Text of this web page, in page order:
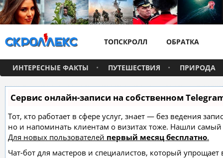
ТОПСКРОЛЛ ОБРАТКА
ИНТЕРЕСНЫЕ ФАКТЫ ПУТЕШЕСТВИЯ ПРИРОДА
Сервис онлайн-записи на собственном
Тот, кто работает в сфере услуг, знает — без ведения
но и напоминать клиентам о визитах тоже. Нашли
Для новых пользователей первый месяц бесплатно.
Чат-бот для мастеров и специалистов, который упрощает